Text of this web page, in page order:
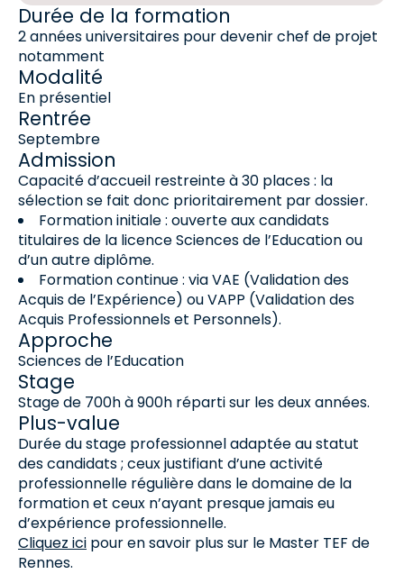
Durée de la formation
2 années universitaires pour devenir chef de projet
notamment
Modalité
En présentiel
Rentrée
Septembre
Admission
Capacité d’accueil restreinte à 30 places : la
sélection se fait donc prioritairement par dossier.
Formation initiale : ouverte aux candidats
titulaires de la licence Sciences de l’Education ou
d’un autre diplôme.
Formation continue : via VAE (Validation des
Acquis de l’Expérience) ou VAPP (Validation des
Acquis Professionnels et Personnels).
Approche
Sciences de l’Education
Stage
Stage de 700h à 900h réparti sur les deux années.
Plus-value
Durée du stage professionnel adaptée au statut
des candidats ; ceux justifiant d’une activité
professionnelle régulière dans le domaine de la
formation et ceux n’ayant presque jamais eu
d’expérience professionnelle.
Cliquez ici pour en savoir plus sur le Master TEF de
Rennes.